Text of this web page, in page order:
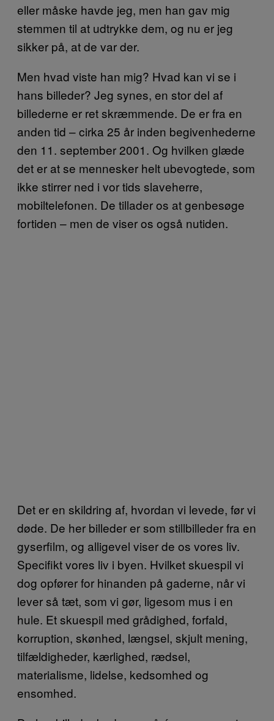
eller måske havde jeg, men han gav mig
stemmen til at udtrykke dem, og nu er jeg
sikker på, at de var der.
Men hvad viste han mig? Hvad kan vi se i
hans billeder? Jeg synes, en stor del af
billederne er ret skræmmende. De er fra en
anden tid – cirka 25 år inden begivenhederne
den 11. september 2001. Og hvilken glæde
det er at se mennesker helt ubevogtede, som
ikke stirrer ned i vor tids slaveherre,
mobiltelefonen. De tillader os at genbesøge
fortiden – men de viser os også nutiden.
Det er en skildring af, hvordan vi levede, før vi
døde. De her billeder er som stillbilleder fra en
gyserfilm, og alligevel viser de os vores liv.
Specifikt vores liv i byen. Hvilket skuespil vi
dog opfører for hinanden på gaderne, når vi
lever så tæt, som vi gør, ligesom mus i en
hule. Et skuespil med grådighed, forfald,
korruption, skønhed, længsel, skjult mening,
tilfældigheder, kærlighed, rædsel,
materialisme, lidelse, kedsomhed og
ensomhed.